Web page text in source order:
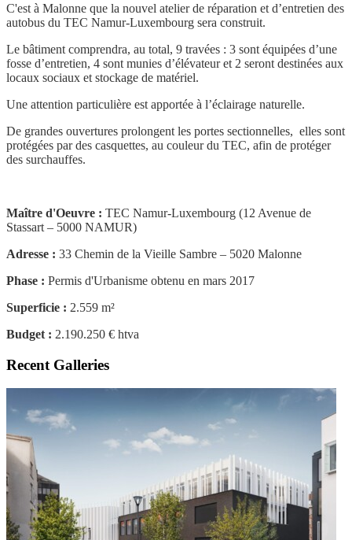
C'est à Malonne que la nouvel atelier de réparation et d’entretien des
autobus du TEC Namur-Luxembourg sera construit.
Le bâtiment comprendra, au total, 9 travées : 3 sont équipées d’une
fosse d’entretien, 4 sont munies d’élévateur et 2 seront destinées aux
locaux sociaux et stockage de matériel.
Une attention particulière est apportée à l’éclairage naturelle.
De grandes ouvertures prolongent les portes sectionnelles, elles sont
protégées par des casquettes, au couleur du TEC, afin de protéger
des surchauffes.
Maître d'Oeuvre : TEC Namur-Luxembourg (12 Avenue de
Stassart – 5000 NAMUR)
Adresse : 33 Chemin de la Vieille Sambre – 5020 Malonne
Phase : Permis d'Urbanisme obtenu en mars 2017
Superficie : 2.559 m²
Budget : 2.190.250 € htva
Recent Galleries